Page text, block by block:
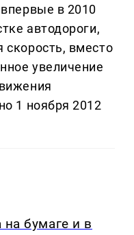
в 2010
автодороги,
скорость, вместо
увеличение
1 ноября 2012
на бумаге и в